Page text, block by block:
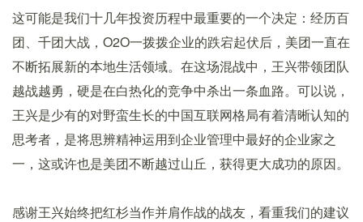
这可能是我们十几年投资历程中最重要的一个决定：经历百
团、千团大战，O2O一拨拨企业的跌宕起伏后，美团一直在
不断拓展新的本地生活领域。在这场混战中，王兴带领团队
越战越勇，硬是在白热化的竞争中杀出一条血路。可以说，
王兴是少有的对野蛮生长的中国互联网格局有着清晰认知的
思考者，是将思辨精神运用到企业管理中最好的企业家之
一，这或许也是美团不断越过山丘，获得更大成功的原因。
感谢王兴始终把红杉当作并肩作战的战友，看重我们的建议